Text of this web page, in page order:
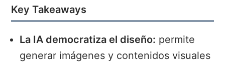
Key Takeaways
La IA democratiza el diseño: permite
generar imágenes y contenidos visuales